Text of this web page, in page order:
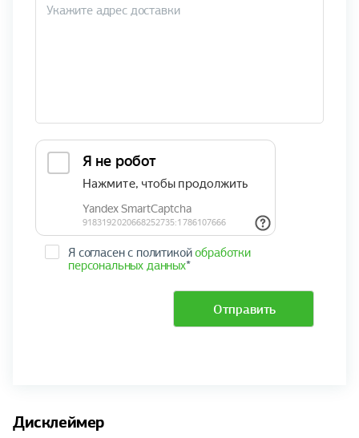
Я согласен с политикойобработки
персональных данных*
Отправить
Дисклеймер